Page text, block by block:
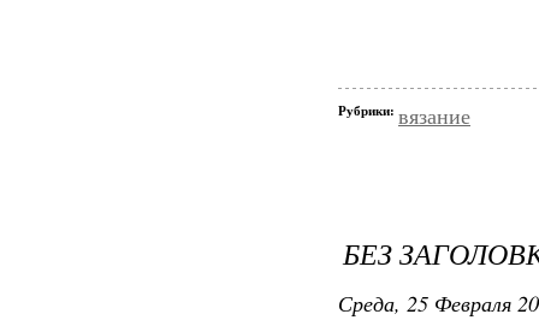
Рубрики: вязание
БЕЗ
Среда, 25 Февраля